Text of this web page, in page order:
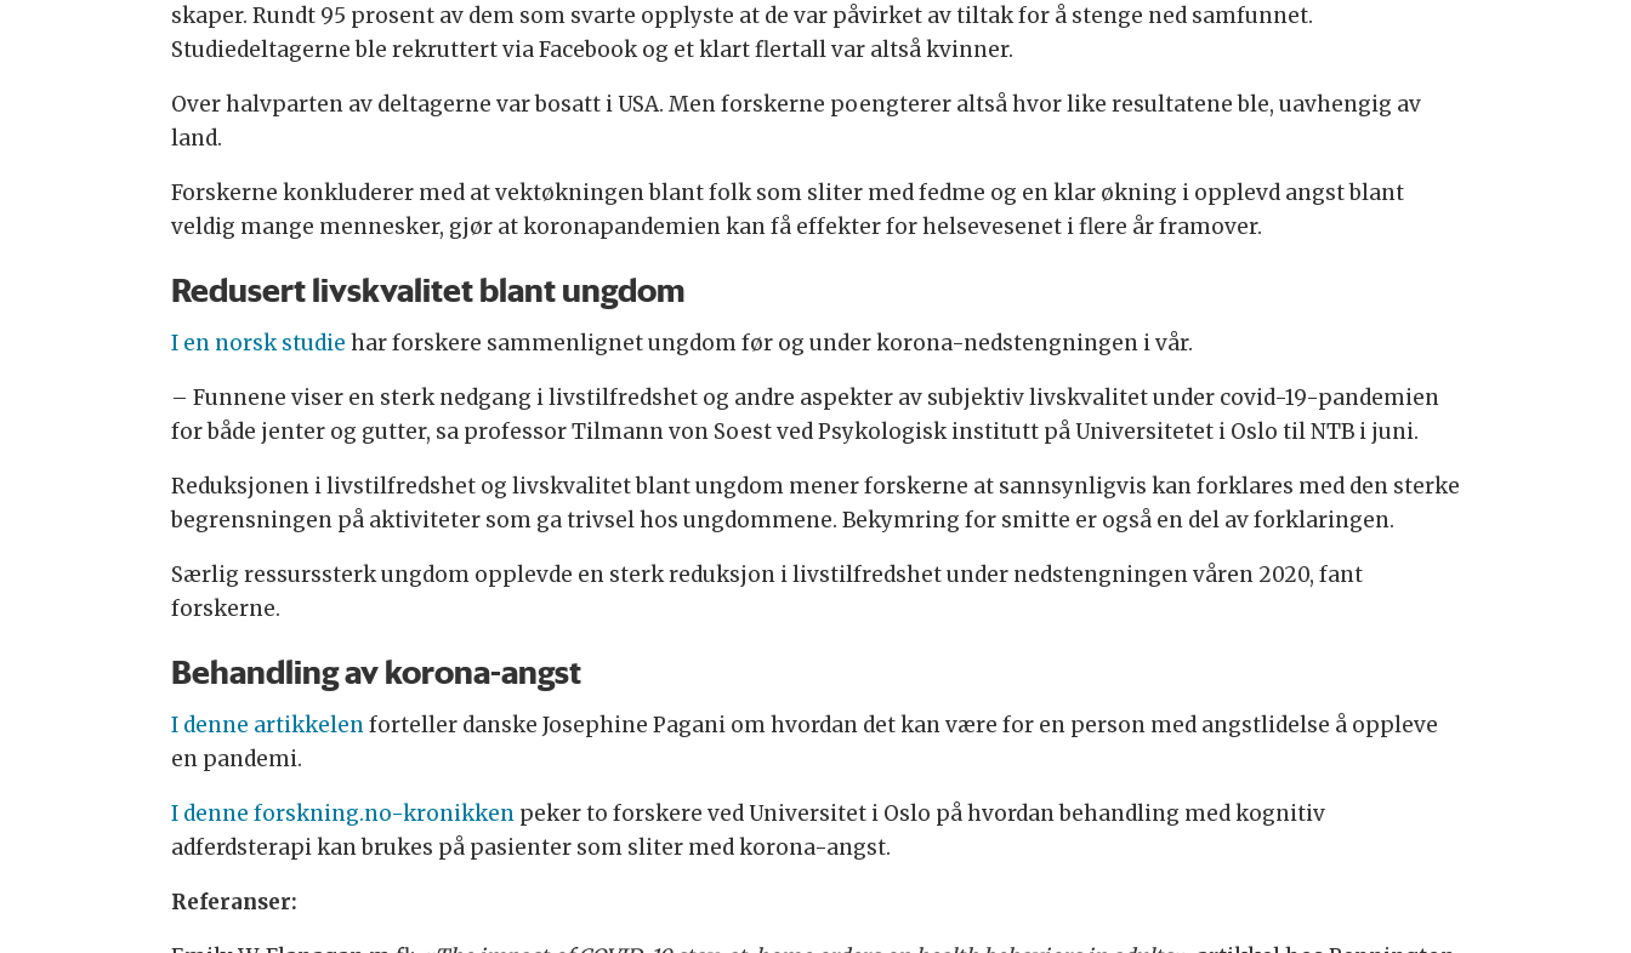
skaper. Rundt 95 prosent av dem som svarte opplyste at de var påvirket av tiltak for å stenge ned samfunnet.
Studiedeltagerne ble rekruttert via Facebook og et klart flertall var altså kvinner.
Over halvparten av deltagerne var bosatt i USA. Men forskerne poengterer altså hvor like resultatene ble, uavhengig av
land.
Forskerne konkluderer med at vektøkningen blant folk som sliter med fedme og en klar økning i opplevd angst blant
veldig mange mennesker, gjør at koronapandemien kan få effekter for helsevesenet i flere år framover.
Redusert livskvalitet blant ungdom
I en norsk studie har forskere sammenlignet ungdom før og under korona-nedstengningen i vår.
– Funnene viser en sterk nedgang i livstilfredshet og andre aspekter av subjektiv livskvalitet under covid-19-pandemien
for både jenter og gutter, sa professor Tilmann von Soest ved Psykologisk institutt på Universitetet i Oslo til NTB i juni.
Reduksjonen i livstilfredshet og livskvalitet blant ungdom mener forskerne at sannsynligvis kan forklares med den sterke
begrensningen på aktiviteter som ga trivsel hos ungdommene. Bekymring for smitte er også en del av forklaringen.
Særlig ressurssterk ungdom opplevde en sterk reduksjon i livstilfredshet under nedstengningen våren 2020, fant
forskerne.
Behandling av korona-angst
I denne artikkelenforteller danske Josephine Pagani om hvordan det kan være for en person med angstlidelse å oppleve
en pandemi.
I denne forskning.no-kronikken peker to forskere ved Universitet i Oslo på hvordan behandling med kognitiv
adferdsterapi kan brukes på pasienter som sliter med korona-angst.
Referanser: